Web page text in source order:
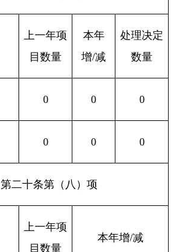
上一年项
目数量
本年
增/减
处理决定
数量
0 0 0
0 0 0
第二十条第（八）项
上一年项
目数量
本年增/减